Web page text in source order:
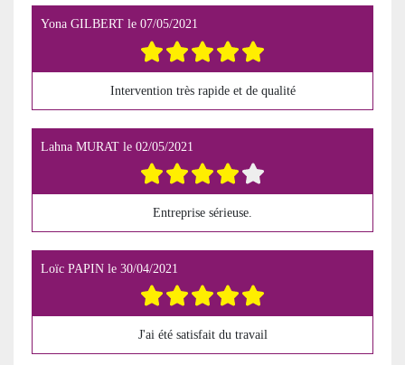
Yona GILBERT le 07/05/2021
Intervention très rapide et de qualité
Lahna MURAT le 02/05/2021
Entreprise sérieuse.
Loïc PAPIN le 30/04/2021
J'ai été satisfait du travail